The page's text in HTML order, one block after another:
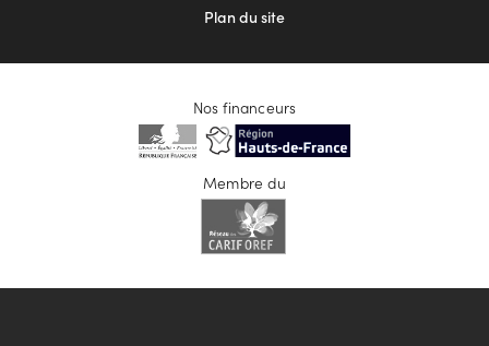
Plan du site
Nos financeurs
Membre du